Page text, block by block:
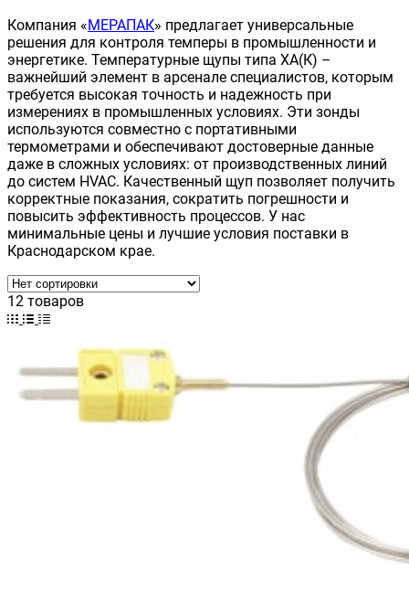
Компания «МЕРАПАК» предлагает универсальные
решения для контроля темперы в промышленности и
энергетике. Температурные щупы типа ХА(К) –
важнейший элемент в арсенале специалистов, которым
требуется высокая точность и надежность при
измерениях в промышленных условиях. Эти зонды
используются совместно с портативными
термометрами и обеспечивают достоверные данные
даже в сложных условиях: от производственных линий
до систем HVAC. Качественный щуп позволяет получить
корректные показания, сократить погрешности и
повысить эффективность процессов. У нас
минимальные цены и лучшие условия поставки в
Краснодарском крае.
12 товаров